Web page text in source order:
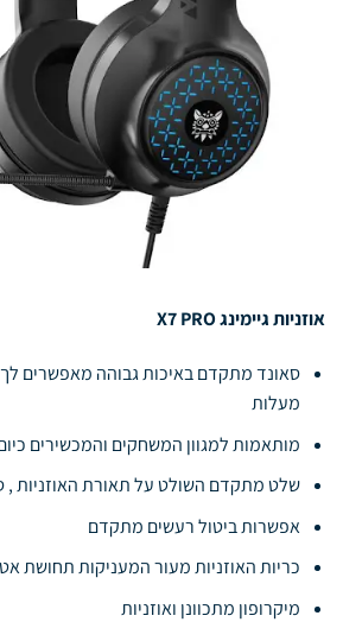
אוזניות גיימינג X7 PRO
מעלות
מותאמות למגוון המשחקים והמכשירים
שלט מתקדם השולט על תאורת האוזניות ,
אפשרות ביטול רעשים מתקדם
כריות האוזניות מעור המעניקות תחושת
מיקרופון מתכוונן ואוזניות